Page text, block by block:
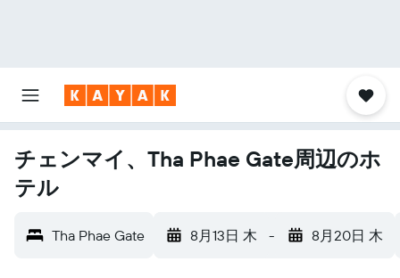
チェンマイ、Tha Phae Gate周辺のホ
テル
Tha Phae Gate 8月13日 木 - 8月20日 木